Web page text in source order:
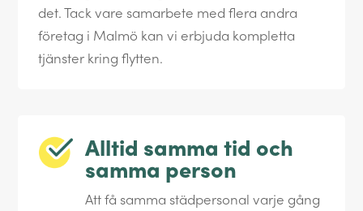
det. Tack vare samarbete med flera andra
företag i Malmö kan vi erbjuda kompletta
tjänster kring flytten.
Alltid samma tid och
samma person
Att få samma städpersonal varje gång